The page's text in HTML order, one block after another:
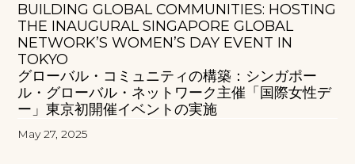
BUILDING GLOBAL COMMUNITIES: HOSTING
THE INAUGURAL SINGAPORE GLOBAL
NETWORK’S WOMEN’S DAY EVENT IN
TOKYO
グローバル・コミュニティの構築：シンガポー
ル・グローバル・ネットワーク主催「国際女性デ
ー」東京初開催イベントの実施
May 27, 2025